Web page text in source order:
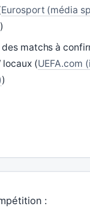
Eurosport (média
)
matchs à
locaux (UEFA.com
)
: